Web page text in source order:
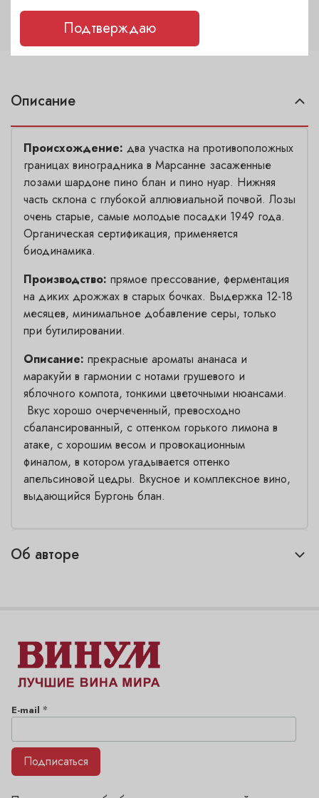
Описание
Происхождение: два участка на противоположных
границах виноградника в Марсанне засаженные
лозами шардоне пино блан и пино нуар. Нижняя
часть склона с глубокой аллювиальной почвой. Лозы
очень старые, самые молодые посадки 1949 года.
Органическая сертификация, применяется
биодинамика.
Производство: прямое прессование, ферментация
на диких дрожжах в старых бочках. Выдержка 12-18
месяцев, минимальное добавление серы, только
при бутилировании.
Описание: прекрасные ароматы ананаса и
маракуйи в гармонии с нотами грушевого и
яблочного компота, тонкими цветочными нюансами.
Вкус хорошо очерчеченный, превосходно
сбалансированный, с оттенком горького лимона в
атаке, с хорошим весом и провокационным
финалом, в котором угадывается оттенко
апельсиновой цедры. Вкусное и комплексное вино,
выдающийся Бургонь блан.
Об авторе
E-mail *
Подписаться
Подтверждаю